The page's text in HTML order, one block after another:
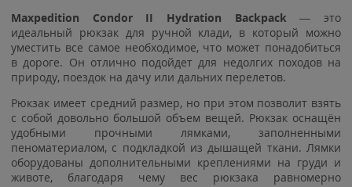
Maxpedition Condor II Hydration Backpack— это
идеальный рюкзак для ручной клади, в который можно
уместить все самое необходимое, что может понадобиться
в дороге. Он отлично подойдет для недолгих походов на
природу, поездок на дачу или дальних перелетов.
Рюкзак имеет средний размер, но при этом позволит взять
с собой довольно большой объем вещей. Рюкзак оснащён
удобными прочными лямками, заполненными
пеноматериалом, с подкладкой из дышащей ткани. Лямки
оборудованы дополнительными креплениями на груди и
животе, благодаря чему вес рюкзака равномерно